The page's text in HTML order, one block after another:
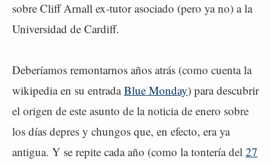
sobre Cliff Arnall ex-tutor asociado (pero ya no) a la
Universidad de Cardiff.
Deberíamos remontarnos años atrás (como cuenta la
wikipedia en su entradaBlue Monday) para descubrir
el origen de este asunto de la noticia de enero sobre
los días depres y chungos que, en efecto, era ya
antigua. Y se repite cada año (como la tontería del 27